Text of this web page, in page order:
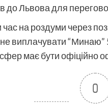
до Львова для
час на роздуми через
виплачувати
має бути офіційно
0